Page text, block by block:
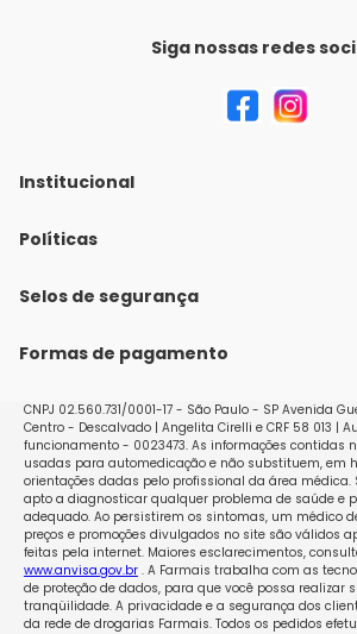
Siga nossas redes
Institucional
Quem Somos
Nossas lojas
Políticas
Política de Envio
Políticas de Trocas e Devoluções
Selos de segurança
Formas de pagamento
CNPJ 02.560.731/0001-17 - São Paulo - SP Avenida
Centro - Descalvado | Angelita Cirelli e CRF 58 013 |
funcionamento - 0023473. As informações contidas
usadas para automedicação e não substituem, em
orientações dadas pelo profissional da área médica.
apto a diagnosticar qualquer problema de saúde e
adequado. Ao persistirem os sintomas, um médico
preços e promoções divulgados no site são válidos
feitas pela internet. Maiores esclarecimentos,
www.anvisa.gov.br. A Farmais trabalha com as
de proteção de dados, para que você possa realizar
tranqüilidade. A privacidade e a segurança dos
da rede de drogarias Farmais. Todos os pedidos